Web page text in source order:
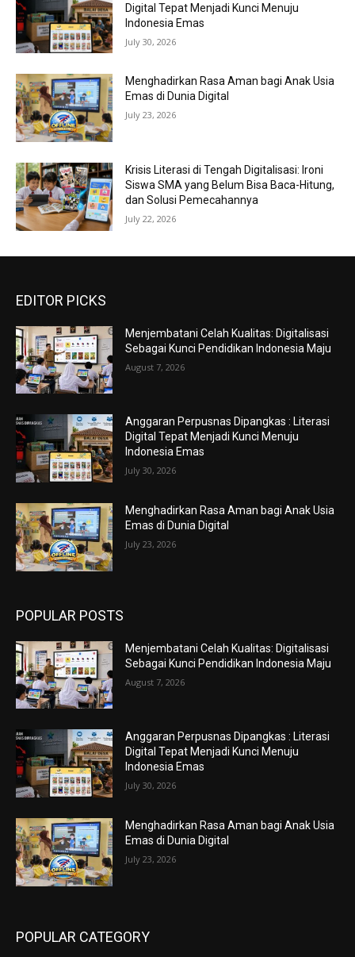
Digital Tepat Menjadi Kunci Menuju
Indonesia Emas
July 30, 2026
Menghadirkan Rasa Aman bagi Anak Usia
Emas di Dunia Digital
July 23, 2026
Krisis Literasi di Tengah Digitalisasi: Ironi
Siswa SMA yang Belum Bisa Baca-Hitung,
dan Solusi Pemecahannya
July 22, 2026
EDITOR PICKS
Menjembatani Celah Kualitas: Digitalisasi
Sebagai Kunci Pendidikan Indonesia Maju
August 7, 2026
Anggaran Perpusnas Dipangkas : Literasi
Digital Tepat Menjadi Kunci Menuju
Indonesia Emas
July 30, 2026
Menghadirkan Rasa Aman bagi Anak Usia
Emas di Dunia Digital
July 23, 2026
POPULAR POSTS
Menjembatani Celah Kualitas: Digitalisasi
Sebagai Kunci Pendidikan Indonesia Maju
August 7, 2026
Anggaran Perpusnas Dipangkas : Literasi
Digital Tepat Menjadi Kunci Menuju
Indonesia Emas
July 30, 2026
Menghadirkan Rasa Aman bagi Anak Usia
Emas di Dunia Digital
July 23, 2026
POPULAR CATEGORY